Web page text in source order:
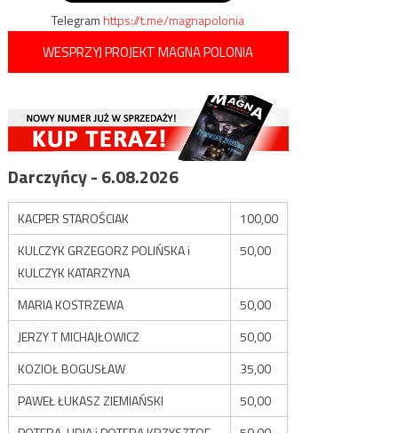
Telegramhttps://t.me/magnapolonia
WESPRZYJ PROJEKT MAGNA POLONIA
Darczyńcy - 6.08.2026
KACPER STAROŚCIAK
100,00
KULCZYK GRZEGORZ POLIŃSKA i
KULCZYK KATARZYNA
50,00
MARIA KOSTRZEWA
50,00
JERZY T MICHAJŁOWICZ
50,00
KOZIOŁ BOGUSŁAW
35,00
PAWEŁ ŁUKASZ ZIEMIAŃSKI
50,00